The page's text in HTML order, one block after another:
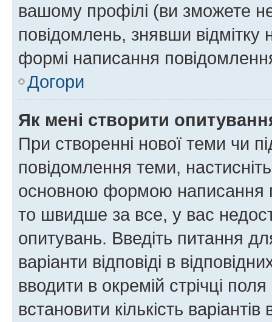
вашому профілі (ви зможете
повідомлень, знявши відмітку
формі написання
Догори
Як мені створити
При створенні нової теми чи
повідомлення теми,
основною формою написання
то швидше за все, у вас
опитувань. Введіть питання
варіанти відповіді в
вводити в окремій стрічці
встановити кількість